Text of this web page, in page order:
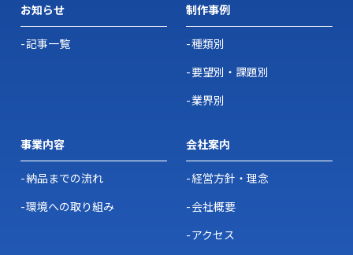
お知らせ
記事一覧
会社案内
経営方針・理念
会社概要
アクセス
事業内容
納品までの流れ
環境への取り組み
制作事例
種類別
要望別・課題別
業界別